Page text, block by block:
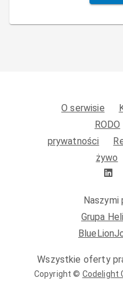
O serwisie
RODO
prywatności
żywo
Naszymi
Grupa
Wszystkie oferty
Copyright © Codelight